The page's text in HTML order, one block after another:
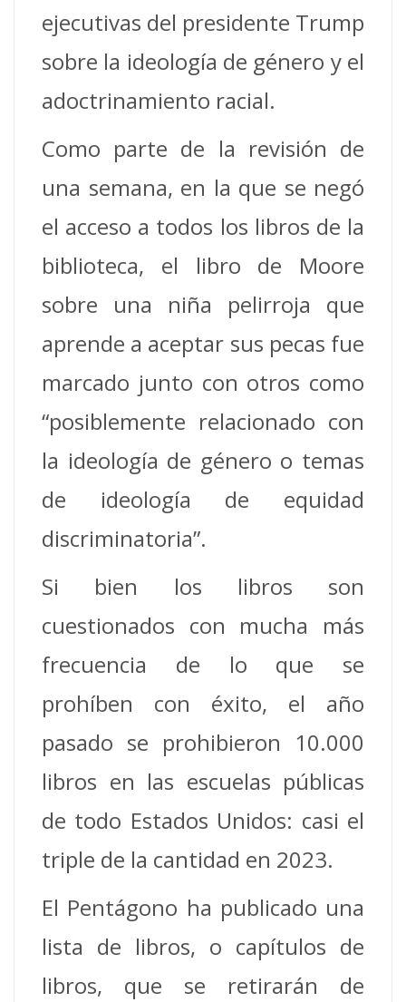
ejecutivas del presidente Trump
sobre la ideología de género y el
adoctrinamiento racial.
Como parte de la revisión de
una semana, en la que se negó
el acceso a todos los libros de la
biblioteca, el libro de Moore
sobre una niña pelirroja que
aprende a aceptar sus pecas fue
marcado junto con otros como
“posiblemente relacionado con
la ideología de género o temas
de ideología de equidad
discriminatoria”.
Si bien los libros son
cuestionados con mucha más
frecuencia de lo que se
prohíben con éxito, el año
pasado se prohibieron 10.000
libros en las escuelas públicas
de todo Estados Unidos: casi el
triple de la cantidad en 2023.
El Pentágono ha publicado una
lista de libros, o capítulos de
libros, que se retirarán de